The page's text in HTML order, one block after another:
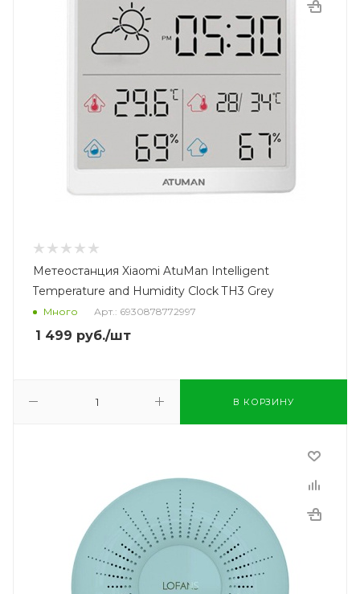
Метеостанция Xiaomi AtuMan Intelligent
Temperature and Humidity Clock TH3 Grey
Много Арт.: 6930878772997
1 499 руб./шт
В КОРЗИНУ